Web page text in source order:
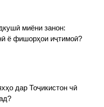
миёни занон:
ё фишорҳои иҷтимоӣ?
дар Тоҷикистон чӣ